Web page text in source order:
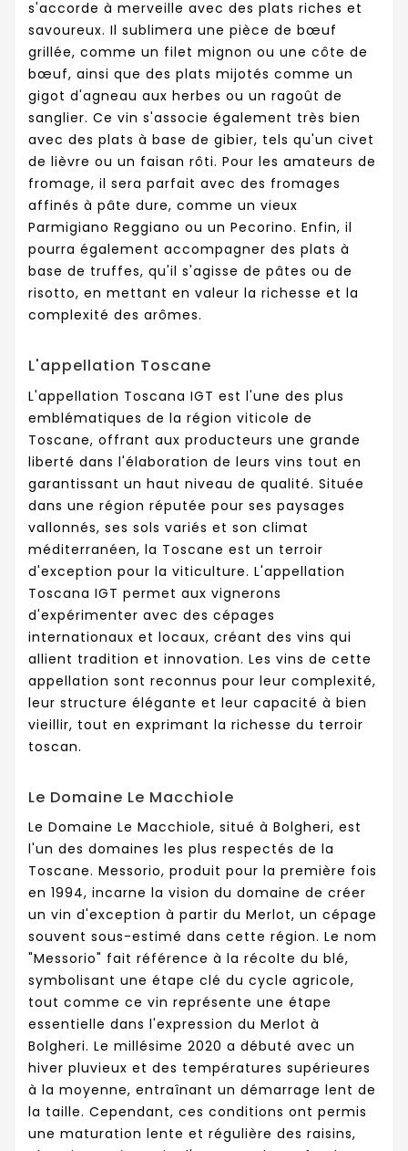
s'accorde à merveille avec des plats riches et
savoureux. Il sublimera une pièce de bœuf
grillée, comme un filet mignon ou une côte de
bœuf, ainsi que des plats mijotés comme un
gigot d'agneau aux herbes ou un ragoût de
sanglier. Ce vin s'associe également très bien
avec des plats à base de gibier, tels qu'un civet
de lièvre ou un faisan rôti. Pour les amateurs de
fromage, il sera parfait avec des fromages
affinés à pâte dure, comme un vieux
Parmigiano Reggiano ou un Pecorino. Enfin, il
pourra également accompagner des plats à
base de truffes, qu'il s'agisse de pâtes ou de
risotto, en mettant en valeur la richesse et la
complexité des arômes.
L'appellation Toscane
L'appellation Toscana IGT est l'une des plus
emblématiques de la région viticole de
Toscane, offrant aux producteurs une grande
liberté dans l'élaboration de leurs vins tout en
garantissant un haut niveau de qualité. Située
dans une région réputée pour ses paysages
vallonnés, ses sols variés et son climat
méditerranéen, la Toscane est un terroir
d'exception pour la viticulture. L'appellation
Toscana IGT permet aux vignerons
d'expérimenter avec des cépages
internationaux et locaux, créant des vins qui
allient tradition et innovation. Les vins de cette
appellation sont reconnus pour leur complexité,
leur structure élégante et leur capacité à bien
vieillir, tout en exprimant la richesse du terroir
toscan.
Le Domaine Le Macchiole
Le Domaine Le Macchiole, situé à Bolgheri, est
l'un des domaines les plus respectés de la
Toscane. Messorio, produit pour la première fois
en 1994, incarne la vision du domaine de créer
un vin d'exception à partir du Merlot, un cépage
souvent sous-estimé dans cette région. Le nom
"Messorio" fait référence à la récolte du blé,
symbolisant une étape clé du cycle agricole,
tout comme ce vin représente une étape
essentielle dans l'expression du Merlot à
Bolgheri. Le millésime 2020 a débuté avec un
hiver pluvieux et des températures supérieures
à la moyenne, entraînant un démarrage lent de
la taille. Cependant, ces conditions ont permis
une maturation lente et régulière des raisins,